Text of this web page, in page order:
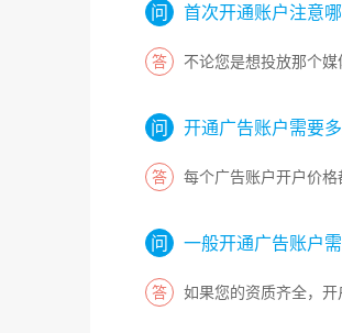
首次开通账户注意哪
不论您是想投放那个
开通广告账户需要多
每个广告账户开户价
一般开通广告账户
如果您的资质齐全，